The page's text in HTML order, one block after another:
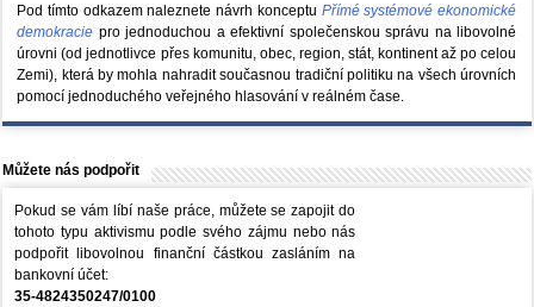
Pod tímto odkazem naleznete návrh konceptu Přímé systémové ekonomické
demokracie pro jednoduchou a efektivní společenskou správu na libovolné
úrovni (od jednotlivce přes komunitu, obec, region, stát, kontinent až po celou
Zemi), která by mohla nahradit současnou tradiční politiku na všech úrovních
pomocí jednoduchého veřejného hlasování v reálném čase.
Můžete nás podpořit
Pokud se vám líbí naše práce, můžete se zapojit do
tohoto typu aktivismu podle svého zájmu nebo nás
podpořit libovolnou finanční částkou zasláním na
bankovní účet:
35-4824350247/0100